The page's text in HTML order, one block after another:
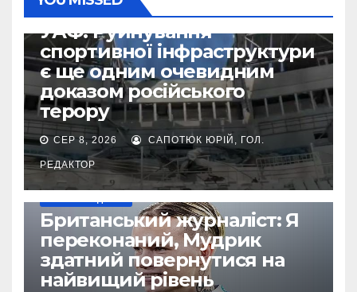
ВІЙНА УКРАЇНИ ПРОТИ РФ
УАФ: Руйнування
спортивної інфраструктури
є ще одним очевидним
доказом російського
терору
СЕР 8, 2026 САПОТЮК ЮРІЙ, ГОЛ.
РЕДАКТОР
Британський журналіст: Я
переконаний, Мудрик
здатний повернутися на
найвищий рівень